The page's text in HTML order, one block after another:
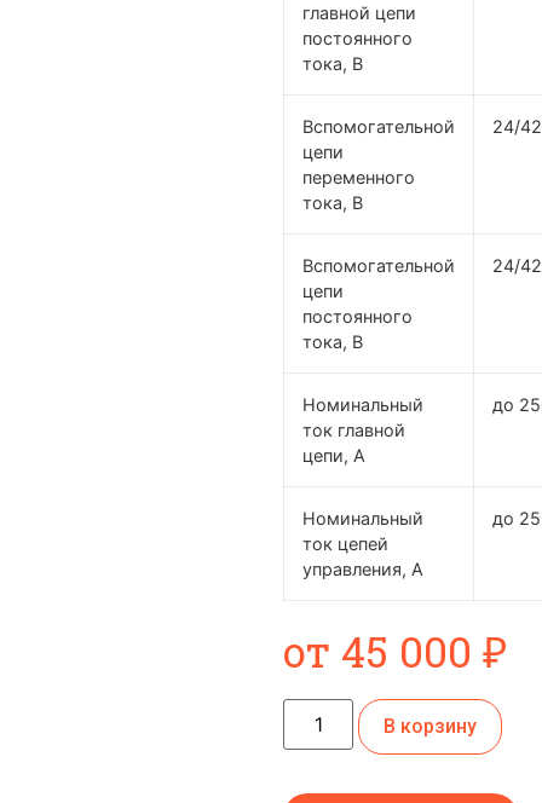
главной цепи
постоянного
тока, В
Вспомогательной
цепи
переменного
тока, В
24/
Вспомогательной
цепи
постоянного
тока, В
24/
Номинальный
ток главной
цепи, А
до
Номинальный
ток цепей
управления, А
до 25
от 45 000 ₽
В корзину